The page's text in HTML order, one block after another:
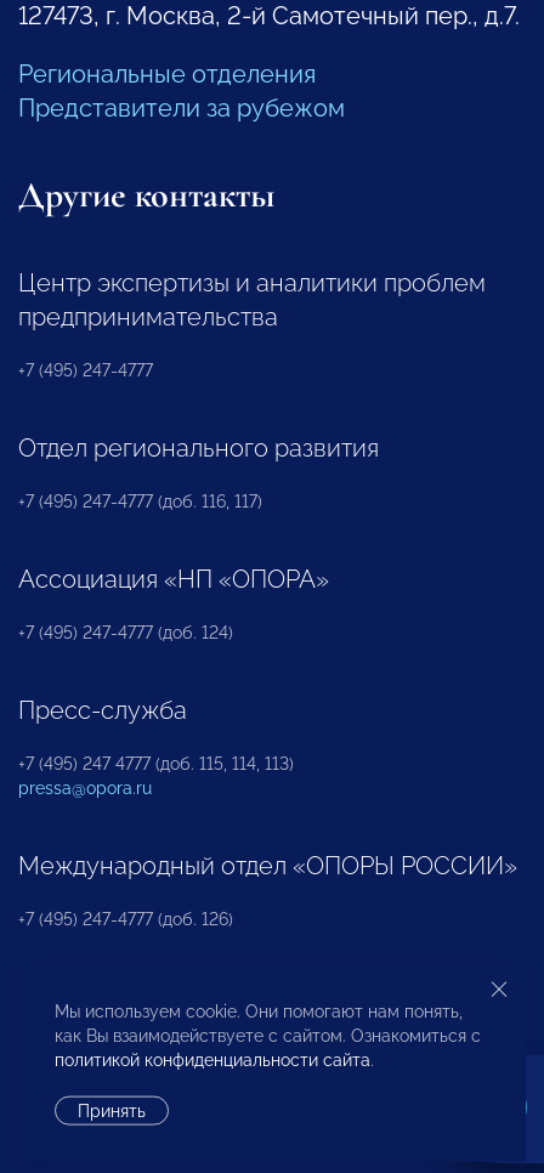
127473, г. Москва, 2-й Самотечный пер., д.7.
Региональные отделения
Представители за рубежом
Другие контакты
Центр экспертизы и аналитики проблем
предпринимательства
+7 (495) 247-4777
Отдел регионального развития
+7 (495) 247-4777 (доб. 116, 117)
Ассоциация «НП «ОПОРА»
+7 (495) 247-4777 (доб. 124)
Пресс-служба
+7 (495) 247 4777 (доб. 115, 114, 113)
pressa@opora.ru
Международный отдел «ОПОРЫ РОССИИ»
+7 (495) 247-4777 (доб. 126)
Бюро по защите прав предпринимателей и
инвесторов
Мы используем cookie. Они помогают нам понять,
как Вы взаимодействуете с сайтом. Ознакомиться с
политикой конфиденциальности сайта.
Принять